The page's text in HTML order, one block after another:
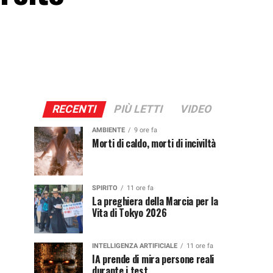
RECENTI PIÙ LETTI VIDEO
AMBIENTE 9 ore fa
Morti di caldo, morti di inciviltà
SPIRITO 11 ore fa
La preghiera della Marcia per la
Vita di Tokyo 2026
INTELLIGENZA ARTIFICIALE 11 ore fa
IA prende di mira persone reali